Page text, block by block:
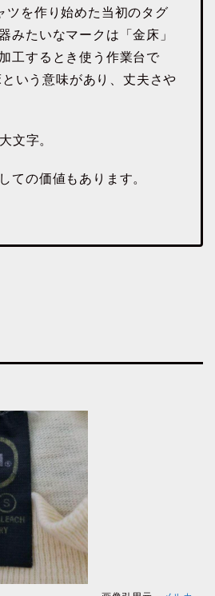
ツを作り始めた当初のタグ
みたいなマークは「金床」
工するとき使う作業台で
いう意味があり、丈夫さや
文字。
ての価値もあります。